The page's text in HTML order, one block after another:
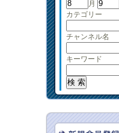
月
カテゴリー
チャンネル名
キーワード